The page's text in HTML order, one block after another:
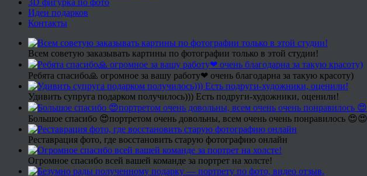
3D фигурка по фото
Идеи подарков
Контакты
Всем советую заказывать картины по фотографии только в этой студии!
Ребята спасибо🙏 огромное за вашу работу❤ очень благодарна за такую красоту)
Удивить супруга подарком получилось))) Есть подруги-художники, оценили!
Большое спасибо 😍портретом очень довольны, всем очень очень понравилось 😍😍
Реставрация фото, где восстановить старую фотографию онлайн
Огромное спасибо всей вашей команде за портрет на холсте!